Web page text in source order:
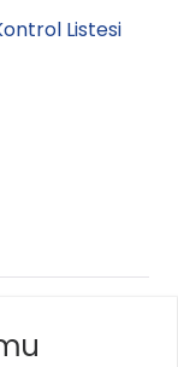
Listesi